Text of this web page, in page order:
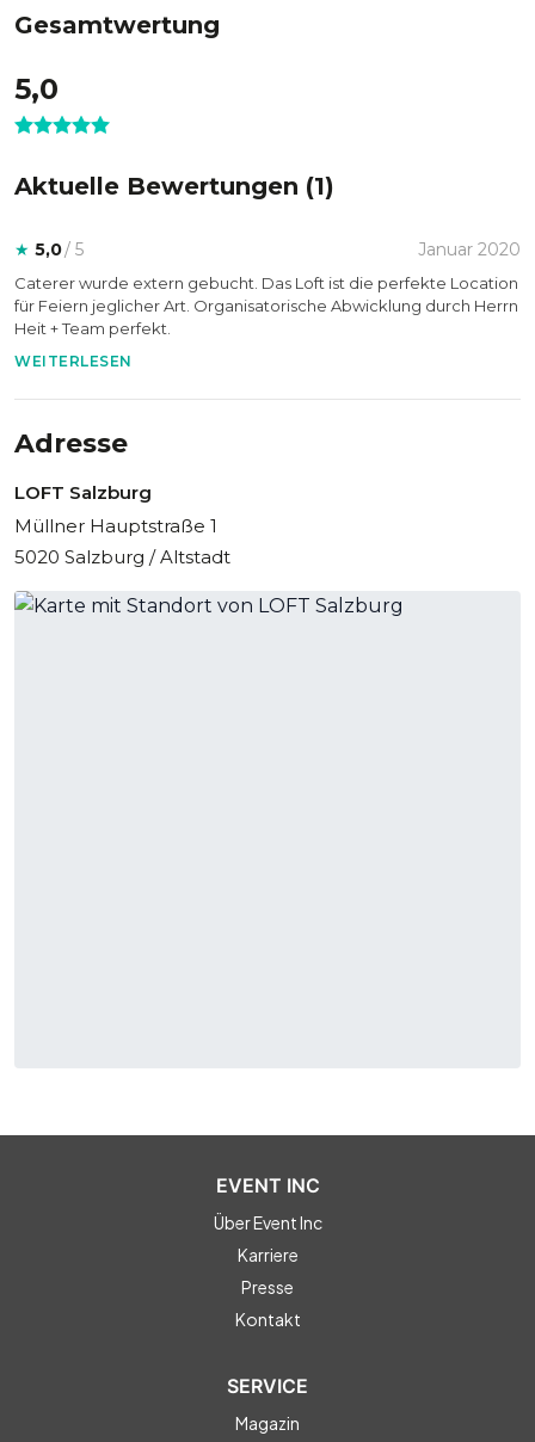
Gesamtwertung
5,0
Aktuelle Bewertungen (1)
★ 5,0/ 5 Januar 2020
Caterer wurde extern gebucht. Das Loft ist die perfekte Location
für Feiern jeglicher Art. Organisatorische Abwicklung durch Herrn
Heit + Team perfekt.
WEITERLESEN
Adresse
LOFT Salzburg
Müllner Hauptstraße 1
5020 Salzburg / Altstadt
EVENT INC
Über Event Inc
Karriere
Presse
Kontakt
SERVICE
Magazin